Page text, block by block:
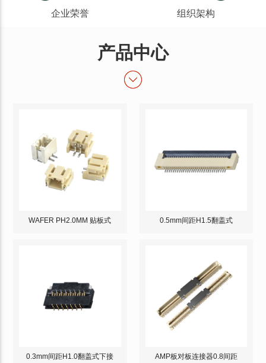
企业荣誉 组织架构
产品中心
WAFER PH2.0MM 贴板式 0.5mm间距H1.5翻盖式
0.3mm间距H1.0翻盖式下接 AMP板对板连接器0.8间距